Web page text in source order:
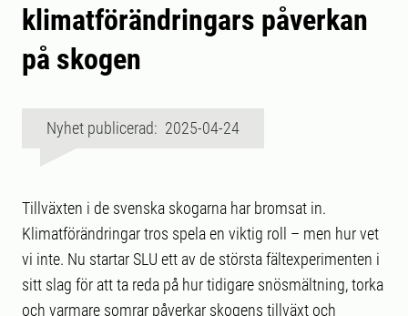
klimatförändringars påverkan
på skogen
Nyhet publicerad: 2025-04-24
Tillväxten i de svenska skogarna har bromsat in.
Klimatförändringar tros spela en viktig roll – men hur vet
vi inte. Nu startar SLU ett av de största fältexperimenten i
sitt slag för att ta reda på hur tidigare snösmältning, torka
och varmare somrar påverkar skogens tillväxt och